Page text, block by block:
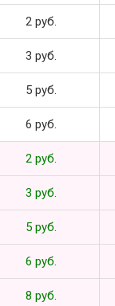
2 руб.
3 руб.
5 руб.
6 руб.
2 руб.
3 руб.
5 руб.
6 руб.
8 руб.